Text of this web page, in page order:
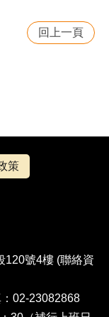
回上一頁
策
120號4樓 (聯絡資
02-23082868